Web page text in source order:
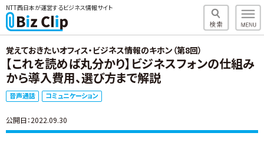
NTT西日本が運営するビジネス情報サイト
覚えておきたいオフィス・ビジネス情報のキホン（第8回）
【これを読めば丸分かり】ビジネスフォンの仕組み
から導入費用、選び方まで解説
音声通話 コミュニケーション
公開日：2022.09.30